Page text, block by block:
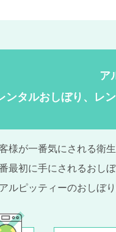
ア
ンタルおしぼり、レ
様が一番気にされる衛
最初に手にされるおし
ルピッティーのおしぼ